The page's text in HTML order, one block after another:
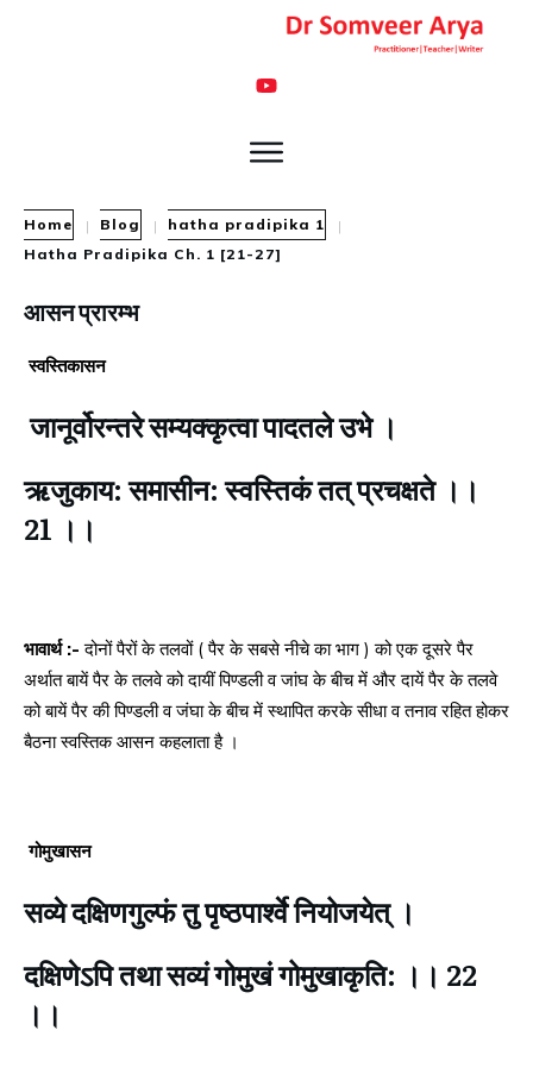
Home | Blog | hatha pradipika 1
|
Hatha Pradipika Ch. 1 [21-27]
आसन प्रारम्भ
स्वस्तिकासन
जानूर्वोरन्तरे सम्यक्कृत्वा पादतले उभे ।
ऋजुकाय: समासीन: स्वस्तिकं तत् प्रचक्षते ।।
21 ।।
भावार्थ :-दोनों पैरों के तलवों ( पैर के सबसे नीचे का भाग ) को एक दूसरे पैर
अर्थात बायें पैर के तलवे को दायीं पिण्डली व जांघ के बीच में और दायें पैर के तलवे
को बायें पैर की पिण्डली व जंघा के बीच में स्थापित करके सीधा व तनाव रहित होकर
बैठना स्वस्तिक आसन कहलाता है ।
गोमुखासन
सव्ये दक्षिणगुल्फं तु पृष्ठपार्श्वे नियोजयेत् ।
दक्षिणेऽपि तथा सव्यं गोमुखं गोमुखाकृति: ।। 22
।।